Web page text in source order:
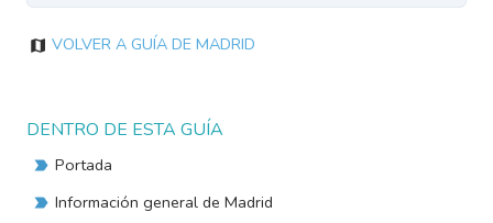
Volver a Guía de Madrid
DENTRO DE ESTA GUÍA
Portada
Información general de Madrid